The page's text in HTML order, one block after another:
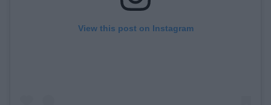
View this post on Instagram